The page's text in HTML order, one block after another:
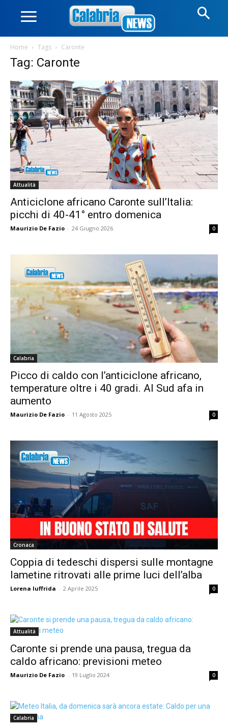
Home Tags Caronte
Tag: Caronte
Attualità
Anticiclone africano Caronte sull’Italia:
picchi di 40-41° entro domenica
Maurizio De Fazio - 24 Giugno 2026 0
Calabria
Picco di caldo con l’anticiclone africano,
temperature oltre i 40 gradi. Al Sud afa in
aumento
Maurizio De Fazio - 11 Agosto 2025 0
Cronaca
Coppia di tedeschi dispersi sulle montagne
lametine ritrovati alle prime luci dell’alba
Lorena Iuffrida - 2 Aprile 2025 0
Attualità
Caronte si prende una pausa, tregua da
caldo africano: previsioni meteo
Maurizio De Fazio - 19 Luglio 2024 0
Calabria